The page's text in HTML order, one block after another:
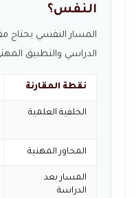
النفس؟
المسار النفسي يحتاج
الدراسي والتطبيق
نقطة المقارنة
الخلفية العلمية
المحاور المهنية
المسار بعد
الدراسة